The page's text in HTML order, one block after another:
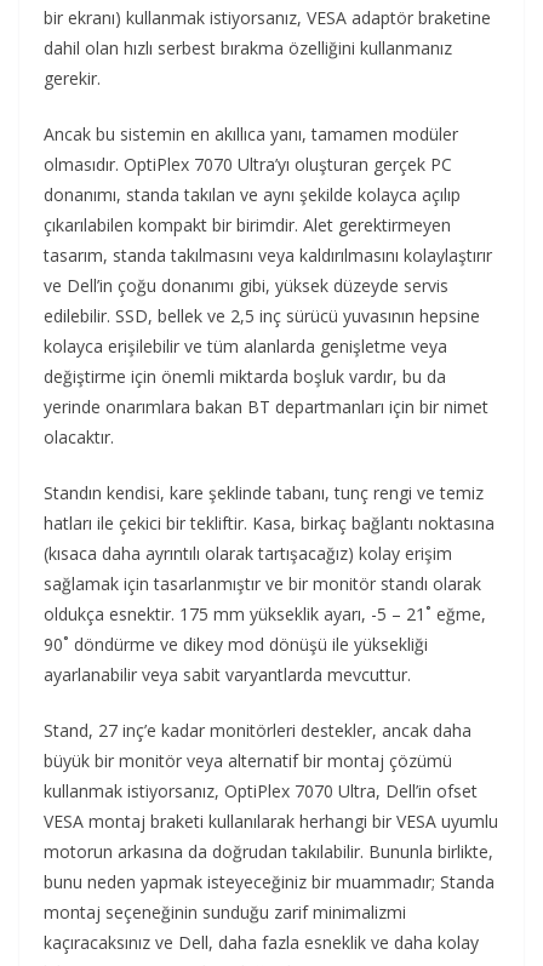
bir ekranı) kullanmak istiyorsanız, VESA adaptör braketine
dahil olan hızlı serbest bırakma özelliğini kullanmanız
gerekir.
Ancak bu sistemin en akıllıca yanı, tamamen modüler
olmasıdır. OptiPlex 7070 Ultra’yı oluşturan gerçek PC
donanımı, standa takılan ve aynı şekilde kolayca açılıp
çıkarılabilen kompakt bir birimdir. Alet gerektirmeyen
tasarım, standa takılmasını veya kaldırılmasını kolaylaştırır
ve Dell’in çoğu donanımı gibi, yüksek düzeyde servis
edilebilir. SSD, bellek ve 2,5 inç sürücü yuvasının hepsine
kolayca erişilebilir ve tüm alanlarda genişletme veya
değiştirme için önemli miktarda boşluk vardır, bu da
yerinde onarımlara bakan BT departmanları için bir nimet
olacaktır.
Standın kendisi, kare şeklinde tabanı, tunç rengi ve temiz
hatları ile çekici bir tekliftir. Kasa, birkaç bağlantı noktasına
(kısaca daha ayrıntılı olarak tartışacağız) kolay erişim
sağlamak için tasarlanmıştır ve bir monitör standı olarak
oldukça esnektir. 175 mm yükseklik ayarı, -5 – 21˚ eğme,
90˚ döndürme ve dikey mod dönüşü ile yüksekliği
ayarlanabilir veya sabit varyantlarda mevcuttur.
Stand, 27 inç’e kadar monitörleri destekler, ancak daha
büyük bir monitör veya alternatif bir montaj çözümü
kullanmak istiyorsanız, OptiPlex 7070 Ultra, Dell’in ofset
VESA montaj braketi kullanılarak herhangi bir VESA uyumlu
motorun arkasına da doğrudan takılabilir. Bununla birlikte,
bunu neden yapmak isteyeceğiniz bir muammadır; Standa
montaj seçeneğinin sunduğu zarif minimalizmi
kaçıracaksınız ve Dell, daha fazla esneklik ve daha kolay